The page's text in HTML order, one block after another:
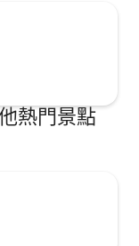
熱門景點